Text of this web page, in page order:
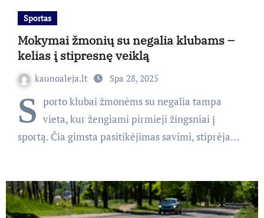
Sportas
Mokymai žmonių su negalia klubams –
kelias į stipresnę veiklą
kaunoaleja.lt Spa 28, 2025
S porto klubai žmonėms su negalia tampa
vieta, kur žengiami pirmieji žingsniai į
sportą. Čia gimsta pasitikėjimas savimi, stiprėja…